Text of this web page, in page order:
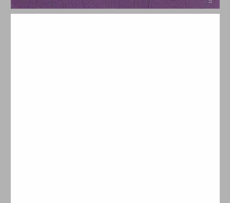
לא רוצות להיות נחמדות ... 0